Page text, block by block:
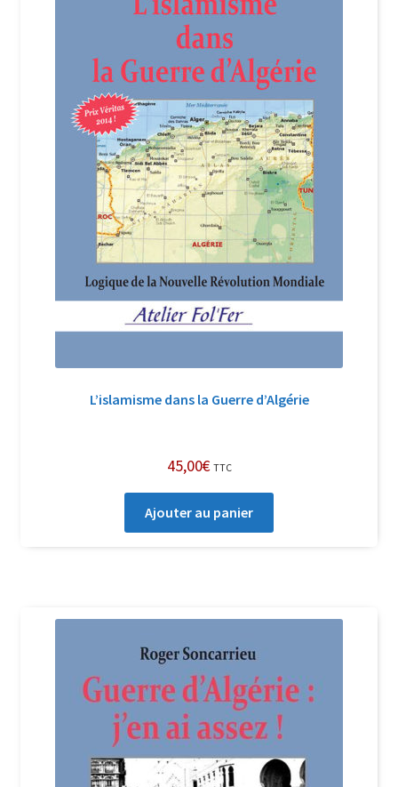
L’islamisme dans la Guerre d’Algérie
45,00€ TTC
Ajouter au panier